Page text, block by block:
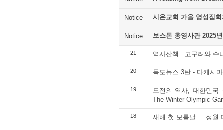
Notice 시온교회 가을 영성집
Notice 보스톤 총영사관 2025
21 역사산책 : 고구려와 수
20 독도뉴스 3탄 - 다케시
19
도전의 역사, 대한민국
The Winter Olympic
18 새해 첫 보름달.....정월